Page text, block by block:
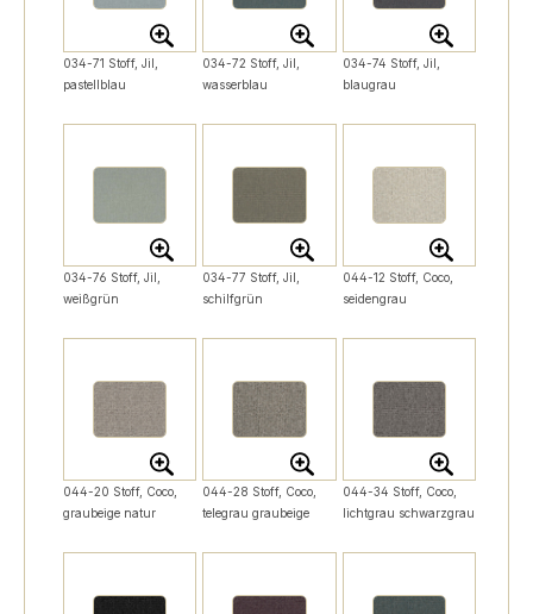
034-71 Stoff, Jil,
pastellblau
034-72 Stoff, Jil,
wasserblau
034-74 Stoff, Jil,
blaugrau
034-76 Stoff, Jil,
weißgrün
034-77 Stoff, Jil,
schilfgrün
044-12 Stoff, Coco,
seidengrau
044-20 Stoff, Coco,
graubeige natur
044-28 Stoff, Coco,
telegrau graubeige
044-34 Stoff, Coco,
lichtgrau schwarzgrau